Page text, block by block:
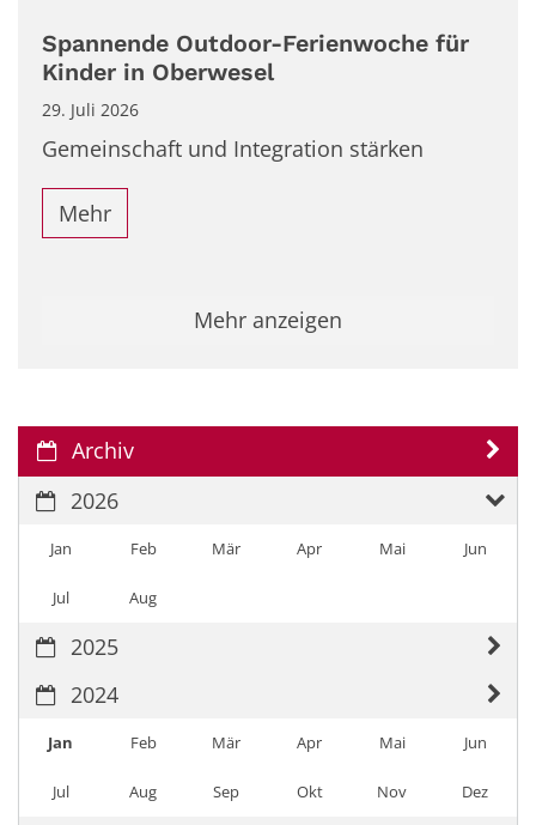
Spannende Outdoor-Ferienwoche für
Kinder in Oberwesel
29. Juli 2026
Gemeinschaft und Integration stärken
Mehr
Mehr anzeigen
Archiv
2026
Jan Feb Mär Apr Mai Jun
Jul Aug
2025
2024
Jan Feb Mär Apr Mai Jun
Jul Aug Sep Okt Nov Dez